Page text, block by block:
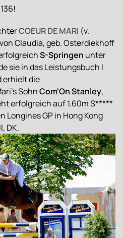
COEUR DE MARI (v.
Claudia, geb. Osterdiekhoff
S-Springen unter
sie in das Leistungsbuch I
erhielt die
SohnCom'On Stanley,
erfolgreich auf 1.60m S*****
Longines GP in Hong Kong
DK.